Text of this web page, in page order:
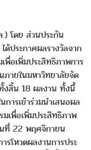
ดย ส่วนประกัน
ประกาศผลรางวัลจาก
พื่อเพิ่มประสิทธิภาพการ
ภายในมหาวิทยาลัยจัด
งสิ้น 18 ผลงาน ทั้งนี้
ารเข้าร่วมนำเสนอผล
เพื่อเพิ่มประสิทธิภาพ
ที่ 22 พฤศจิกายน
โหวตผลงานการประ